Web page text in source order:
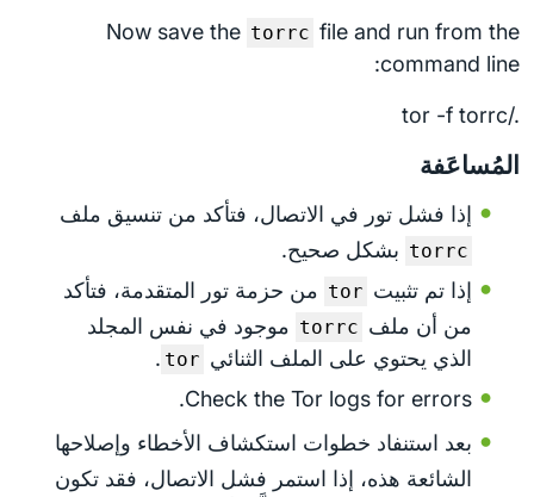
Now save the torrc file and run from the
command line:
./tor -f torrc
المُساعَفة
إذا فشل تور في الاتصال، فتأكد من تنسيق ملف
torrc بشكل صحيح.
إذا تم تثبيت tor من حزمة تور المتقدمة، فتأكد
من أن ملف torrc موجود في نفس المجلد
الذي يحتوي على الملف الثنائي tor
.
Check the Tor logs for errors.
بعد استنفاد خطوات استكشاف الأخطاء وإصلاحها
الشائعة هذه، إذا استمر فشل الاتصال، فقد تكون